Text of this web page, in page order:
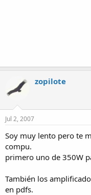
zopilote
Jul 2, 2007
Soy muy lento pero te
compu.
primero uno de 350W
También los
en pdfs.